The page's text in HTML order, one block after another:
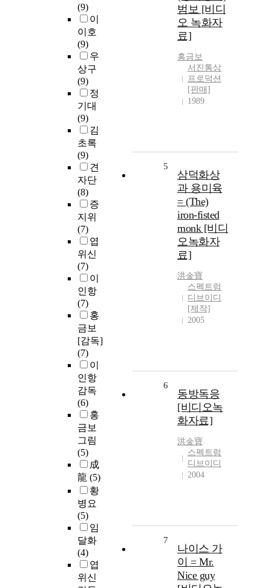
(9)
이
이호
(9)
우
상구
(9)
정
기대
(9)
김
초록
(9)
견
자단
(8)
증
지위
(7)
엽
위신
(7)
이
인항
(7)
홍
금보
[감독]
(7)
이
인항
감독
(6)
홍
금보
그림
(5)
成
龍 (5)
황
병요
(5)
임
달화
(4)
엽
위신
범보 [비디
오 녹화자
료]
홍금보
서진통상
프로덕션
[판매]
1989
5
삼덕화상
과 용미육
= (The)
iron-fisted
monk [비디
오녹화자
료]
洪金寶
스펙트럼
디브이디
[제작]
2005
6
동방독응
[비디오녹
화자료]
洪金寶
스펙트럼
디브이디
2004
7
나이스 가
이 = Mr.
Nice guy